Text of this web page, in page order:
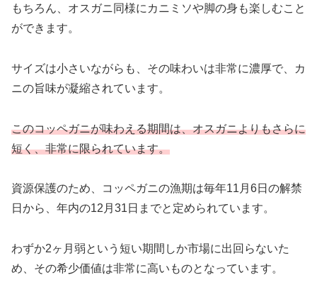
もちろん、オスガニ同様にカニミソや脚の身も楽しむこと
ができます。
サイズは小さいながらも、その味わいは非常に濃厚で、カ
ニの旨味が凝縮されています。
このコッペガニが味わえる期間は、オスガニよりもさらに
短く、非常に限られています。
資源保護のため、コッペガニの漁期は毎年11月6日の解禁
日から、年内の12月31日までと定められています。
わずか2ヶ月弱という短い期間しか市場に出回らないた
め、その希少価値は非常に高いものとなっています。